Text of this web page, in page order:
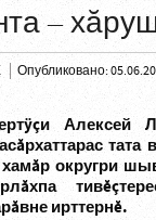
–
Опубликовано:
Алексей
округри
ирттернĕ.